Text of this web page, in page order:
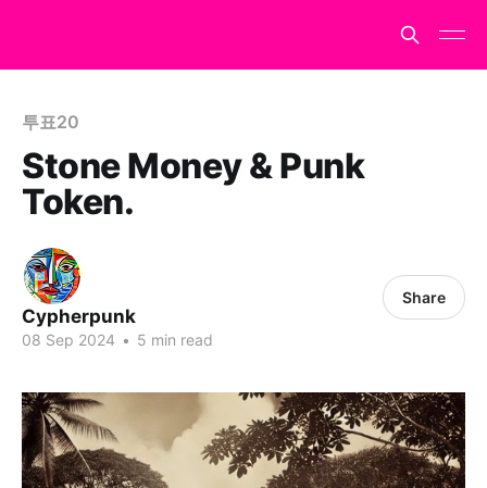
투표20
Stone Money & Punk
Token.
Cypherpunk
08 Sep 2024 • 5 min read
Share